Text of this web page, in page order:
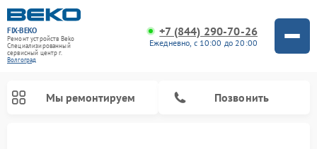
FIX-BEKO
Ремонт устройств Beko
Специализированный
cервисный центр г.
Волгоград
+7 (844) 290-70-26
Ежедневно, с 10:00 до 20:00
Мы ремонтируем Позвонить